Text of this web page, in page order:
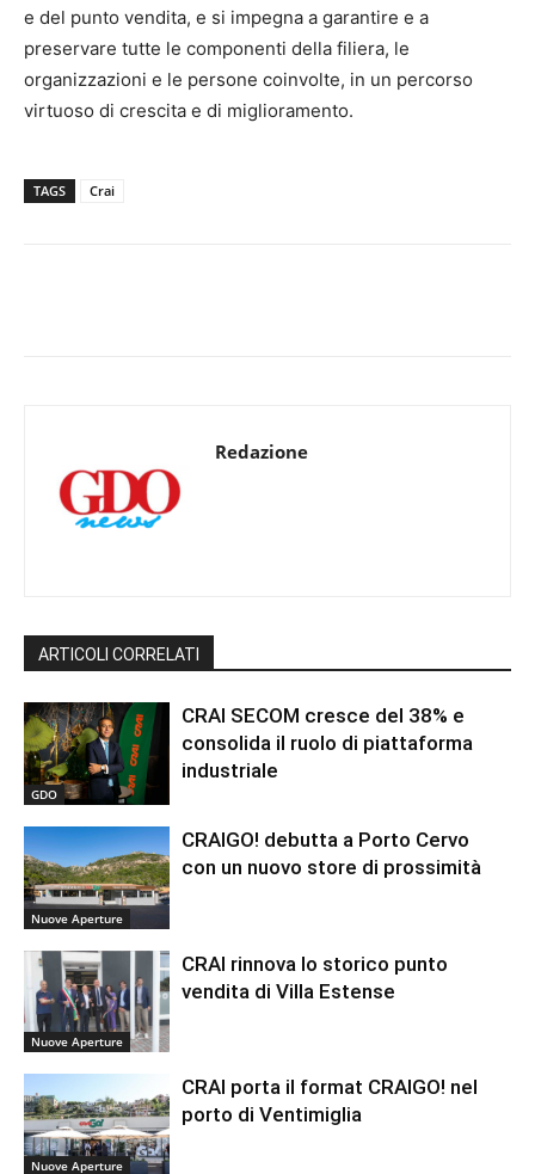
e del punto vendita, e si impegna a garantire e a
preservare tutte le componenti della filiera, le
organizzazioni e le persone coinvolte, in un percorso
virtuoso di crescita e di miglioramento.
TAGS Crai
Redazione
ARTICOLI CORRELATI
GDO
CRAI SECOM cresce del 38% e
consolida il ruolo di piattaforma
industriale
Nuove Aperture
CRAIGO! debutta a Porto Cervo
con un nuovo store di prossimità
Nuove Aperture
CRAI rinnova lo storico punto
vendita di Villa Estense
Nuove Aperture
CRAI porta il format CRAIGO! nel
porto di Ventimiglia